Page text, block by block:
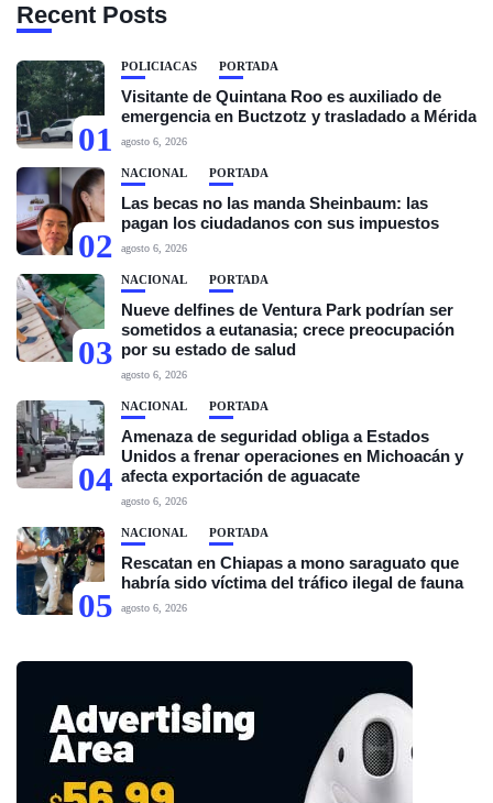
Recent Posts
01
POLICIACAS PORTADA
Visitante de Quintana Roo es auxiliado de
emergencia en Buctzotz y trasladado a Mérida
agosto 6, 2026
02
NACIONAL PORTADA
Las becas no las manda Sheinbaum: las
pagan los ciudadanos con sus impuestos
agosto 6, 2026
03
NACIONAL PORTADA
Nueve delfines de Ventura Park podrían ser
sometidos a eutanasia; crece preocupación
por su estado de salud
agosto 6, 2026
04
NACIONAL PORTADA
Amenaza de seguridad obliga a Estados
Unidos a frenar operaciones en Michoacán y
afecta exportación de aguacate
agosto 6, 2026
05
NACIONAL PORTADA
Rescatan en Chiapas a mono saraguato que
habría sido víctima del tráfico ilegal de fauna
agosto 6, 2026